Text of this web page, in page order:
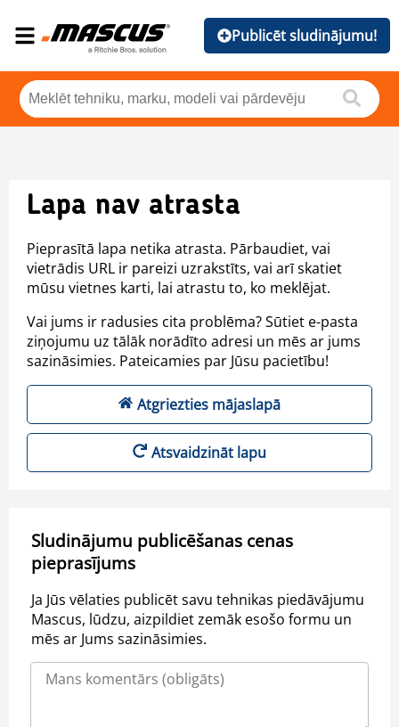
Publicēt sludinājumu!
Lapa nav atrasta
Pieprasītā lapa netika atrasta. Pārbaudiet, vai
vietrādis URL ir pareizi uzrakstīts, vai arī skatiet
mūsu vietnes karti, lai atrastu to, ko meklējat.
Vai jums ir radusies cita problēma? Sūtiet e-pasta
ziņojumu uz tālāk norādīto adresi un mēs ar jums
sazināsimies. Pateicamies par Jūsu pacietību!
Atgriezties mājaslapā
Atsvaidzināt lapu
Sludinājumu publicēšanas cenas
pieprasījums
Ja Jūs vēlaties publicēt savu tehnikas piedāvājumu
Mascus, lūdzu, aizpildiet zemāk esošo formu un
mēs ar Jums sazināsimies.